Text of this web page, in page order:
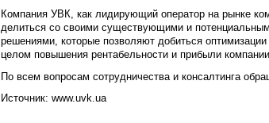
Компания УВК, как лидирующий оператор на рынке
делиться со своими существующими и
решениями, которые позволяют добиться
целом повышения рентабельности и прибыли
По всем вопросам сотрудничества и консалтинга
Источник: www.uvk.ua